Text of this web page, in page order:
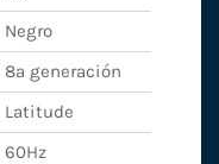
Negro
8ª generación
Latitude
60Hz